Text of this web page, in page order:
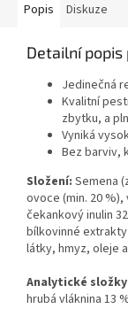
Popis Diskuze
Detailní popis
Jedinečná
Kvalitní
zbytku, a
Vyniká
Bez barviv,
Složení: Semena
ovoce (min. 20
čekankový inulin
bílkovinné
látky, hmyz, oleje
Analytické
hrubá vláknina 13